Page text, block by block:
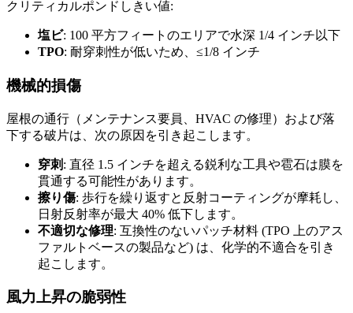
クリティカルポンドしきい値:
塩ビ: 100 平方フィートのエリアで水深 1/4 インチ以下
TPO: 耐穿刺性が低いため、≤1/8 インチ
機械的損傷
屋根の通行（メンテナンス要員、HVAC の修理）および落
下する破片は、次の原因を引き起こします。
穿刺 : 直径 1.5 インチを超える鋭利な工具や雹石は膜を
貫通する可能性があります。
擦り傷: 歩行を繰り返すと反射コーティングが摩耗し、
日射反射率が最大 40% 低下します。
不適切な修理: 互換性のないパッチ材料 (TPO 上のアス
ファルトベースの製品など) は、化学的不適合を引き
起こします。
風力上昇の脆弱性